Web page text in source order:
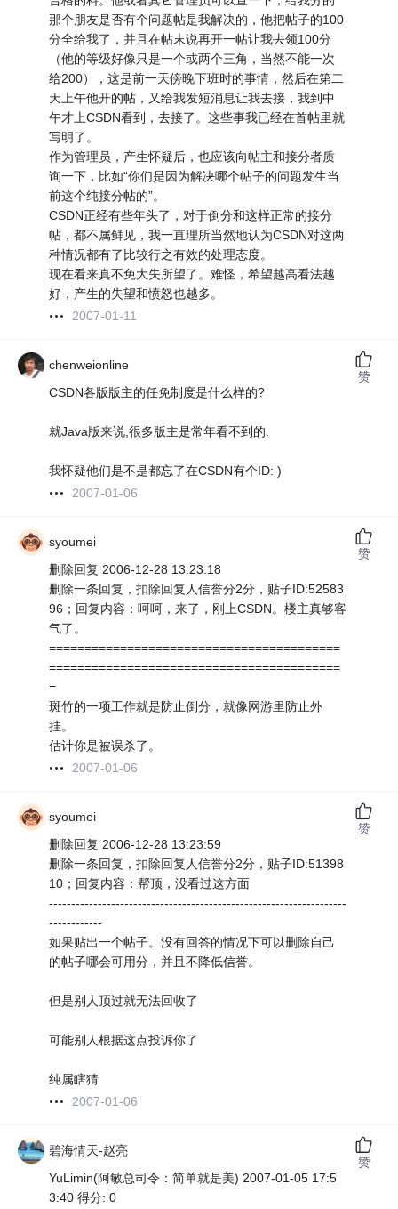
那个朋友是否有个问题帖是我解决的，他把帖子的100
分全给我了，并且在帖末说再开一帖让我去领100分
（他的等级好像只是一个或两个三角，当然不能一次
给200），这是前一天傍晚下班时的事情，然后在第二
天上午他开的帖，又给我发短消息让我去接，我到中
午才上CSDN看到，去接了。这些事我已经在首帖里就
写明了。
作为管理员，产生怀疑后，也应该向帖主和接分者质
询一下，比如“你们是因为解决哪个帖子的问题发生当
前这个纯接分帖的”。
CSDN正经有些年头了，对于倒分和这样正常的接分
帖，都不属鲜见，我一直理所当然地认为CSDN对这两
种情况都有了比较行之有效的处理态度。
现在看来真不免大失所望了。难怪，希望越高看法越
好，产生的失望和愤怒也越多。
2007-01-11
chenweionline
CSDN各版版主的任免制度是什么样的?
就Java版来说,很多版主是常年看不到的.
我怀疑他们是不是都忘了在CSDN有个ID: )
2007-01-06
赞
syoumei
删除回复 2006-12-28 13:23:18
删除一条回复，扣除回复人信誉分2分，贴子ID:52583
96；回复内容：呵呵，来了，刚上CSDN。楼主真够客
气了。
=========================================
=========================================
=
斑竹的一项工作就是防止倒分，就像网游里防止外
挂。
估计你是被误杀了。
2007-01-06
赞
syoumei
删除回复 2006-12-28 13:23:59
删除一条回复，扣除回复人信誉分2分，贴子ID:51398
10；回复内容：帮顶，没看过这方面
-------------------------------------------------------------------
------------
如果贴出一个帖子。没有回答的情况下可以删除自己
的帖子哪会可用分，并且不降低信誉。
但是别人顶过就无法回收了
可能别人根据这点投诉你了
纯属瞎猜
2007-01-06
赞
碧海情天-赵亮
YuLimin(阿敏总司令：简单就是美) 2007-01-05 17:5
3:40 得分: 0
赞